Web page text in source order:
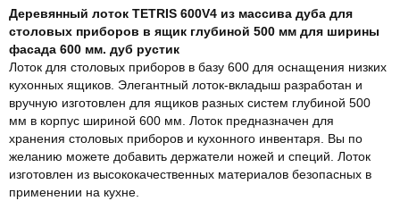
Деревянный лоток TETRIS 600V4 из массива дуба для
столовых приборов в ящик глубиной 500 мм для ширины
фасада 600 мм. дуб рустик
Лоток для столовых приборов в базу 600 для оснащения низких
кухонных ящиков. Элегантный лоток-вкладыш разработан и
вручную изготовлен для ящиков разных систем глубиной 500
мм в корпус шириной 600 мм. Лоток предназначен для
хранения столовых приборов и кухонного инвентаря. Вы по
желанию можете добавить держатели ножей и специй. Лоток
изготовлен из высококачественных материалов безопасных в
применении на кухне.